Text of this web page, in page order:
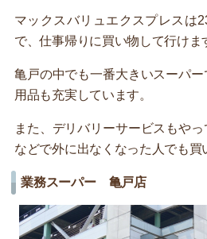
マックスバリュエクスプレスは
で、仕事帰りに買い物して行けま
亀戸の中でも一番大きいスーパ
用品も充実しています。
また、デリバリーサービスもや
などで外に出なくなった人でも買
業務スーパー 亀戸店